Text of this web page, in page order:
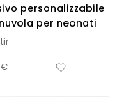
personalizzabile
per neonati
€